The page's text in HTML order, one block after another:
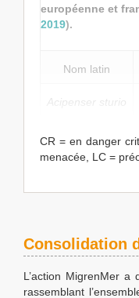
européenne et
2019).
Nom latin
Acipenser sturio
CR = en danger
menacée, LC =
Consolidation
L’action MigrenMer
rassemblant